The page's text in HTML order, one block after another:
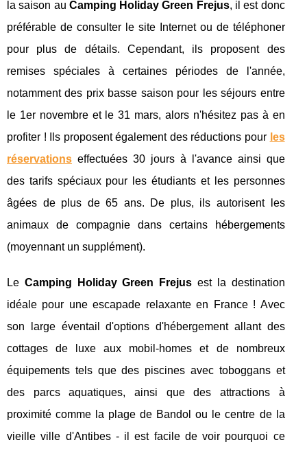
la saison au Camping Holiday Green Frejus, il est donc
préférable de consulter le site Internet ou de téléphoner
pour plus de détails. Cependant, ils proposent des
remises spéciales à certaines périodes de l'année,
notamment des prix basse saison pour les séjours entre
le 1er novembre et le 31 mars, alors n'hésitez pas à en
profiter ! Ils proposent également des réductions pour les
réservations effectuées 30 jours à l'avance ainsi que
des tarifs spéciaux pour les étudiants et les personnes
âgées de plus de 65 ans. De plus, ils autorisent les
animaux de compagnie dans certains hébergements
(moyennant un supplément).
Le Camping Holiday Green Frejus est la destination
idéale pour une escapade relaxante en France ! Avec
son large éventail d'options d'hébergement allant des
cottages de luxe aux mobil-homes et de nombreux
équipements tels que des piscines avec toboggans et
des parcs aquatiques, ainsi que des attractions à
proximité comme la plage de Bandol ou le centre de la
vieille ville d'Antibes - il est facile de voir pourquoi ce